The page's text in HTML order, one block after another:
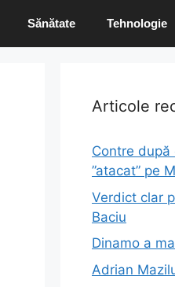
Sănătate Tehnologie
Articole
Contre după
”atacat” pe
Verdict clar
Baciu
Dinamo a
Adrian